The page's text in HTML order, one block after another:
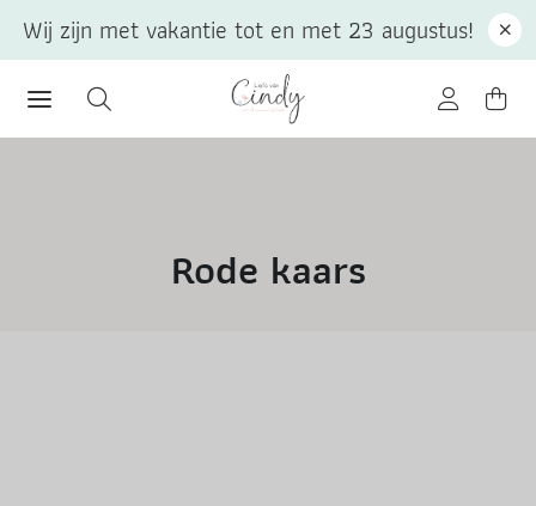
Rode kaars
Wij zijn met vakantie tot en met 23 augustus!